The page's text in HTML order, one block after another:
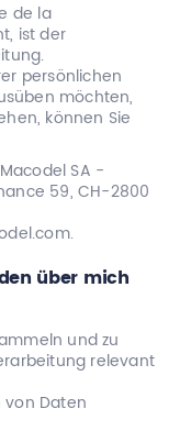
de la
ist der
persönlichen
möchten,
können Sie
SA -
59, CH-2800
.
über mich
und zu
relevant
Daten